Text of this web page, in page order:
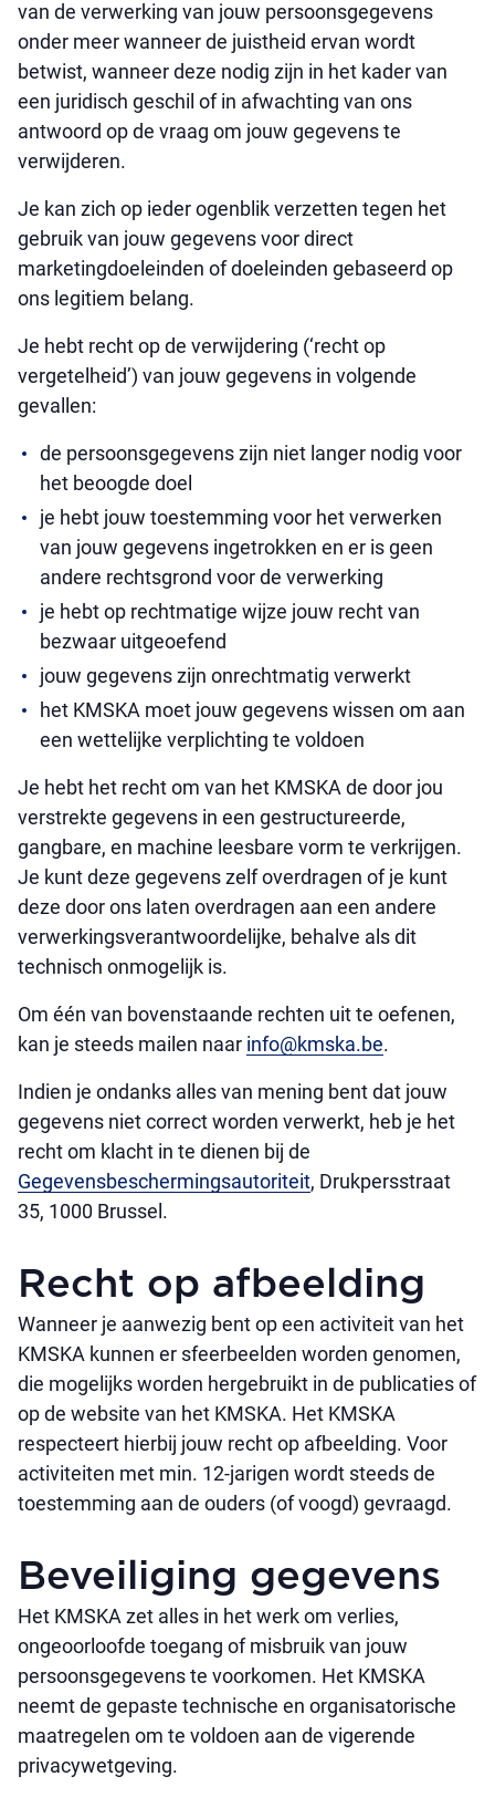
van de verwerking van jouw persoonsgegevens
onder meer wanneer de juistheid ervan wordt
betwist, wanneer deze nodig zijn in het kader van
een juridisch geschil of in afwachting van ons
antwoord op de vraag om jouw gegevens te
verwijderen.
Je kan zich op ieder ogenblik verzetten tegen het
gebruik van jouw gegevens voor direct
marketingdoeleinden of doeleinden gebaseerd op
ons legitiem belang.
Je hebt recht op de verwijdering (‘recht op
vergetelheid’) van jouw gegevens in volgende
gevallen:
de persoonsgegevens zijn niet langer nodig voor
het beoogde doel
je hebt jouw toestemming voor het verwerken
van jouw gegevens ingetrokken en er is geen
andere rechtsgrond voor de verwerking
je hebt op rechtmatige wijze jouw recht van
bezwaar uitgeoefend
jouw gegevens zijn onrechtmatig verwerkt
het KMSKA moet jouw gegevens wissen om aan
een wettelijke verplichting te voldoen
Je hebt het recht om van het KMSKA de door jou
verstrekte gegevens in een gestructureerde,
gangbare, en machine leesbare vorm te verkrijgen.
Je kunt deze gegevens zelf overdragen of je kunt
deze door ons laten overdragen aan een andere
verwerkingsverantwoordelijke, behalve als dit
technisch onmogelijk is.
Om één van bovenstaande rechten uit te oefenen,
kan je steeds mailen naar info@kmska.be.
Indien je ondanks alles van mening bent dat jouw
gegevens niet correct worden verwerkt, heb je het
recht om klacht in te dienen bij de
Gegevensbeschermingsautoriteit, Drukpersstraat
35, 1000 Brussel.
Recht op afbeelding
Wanneer je aanwezig bent op een activiteit van het
KMSKA kunnen er sfeerbeelden worden genomen,
die mogelijks worden hergebruikt in de publicaties of
op de website van het KMSKA. Het KMSKA
respecteert hierbij jouw recht op afbeelding. Voor
activiteiten met min. 12-jarigen wordt steeds de
toestemming aan de ouders (of voogd) gevraagd.
Beveiliging gegevens
Het KMSKA zet alles in het werk om verlies,
ongeoorloofde toegang of misbruik van jouw
persoonsgegevens te voorkomen. Het KMSKA
neemt de gepaste technische en organisatorische
maatregelen om te voldoen aan de vigerende
privacywetgeving.